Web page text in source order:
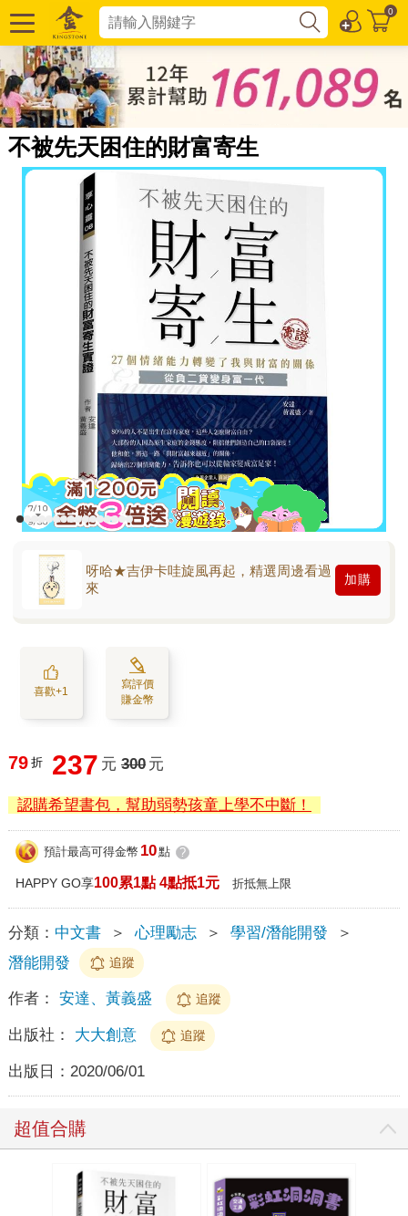
0
不被先天困住的財富寄生
呀哈★吉伊卡哇旋風再起，精選周邊看過
來
加購
喜歡+1
寫評價
賺金幣
79 折 237 元 300 元
認購希望書包，幫助弱勢孩童上學不中斷！
預計最高可得金幣 10點 ?
HAPPY GO享100累1點 4點抵1元 折抵無上限
分類： 中文書 ＞ 心理勵志 ＞ 學習/潛能開發
＞
潛能開發
追蹤
作者： 安達、黃義盛 追蹤
出版社： 大大創意 追蹤
出版日： 2020/06/01
超值合購